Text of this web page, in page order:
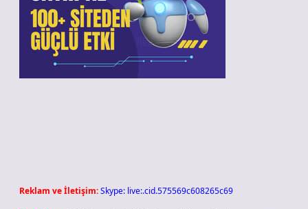
Reklam ve İletişim:Skype: live:.cid.575569c608265c69